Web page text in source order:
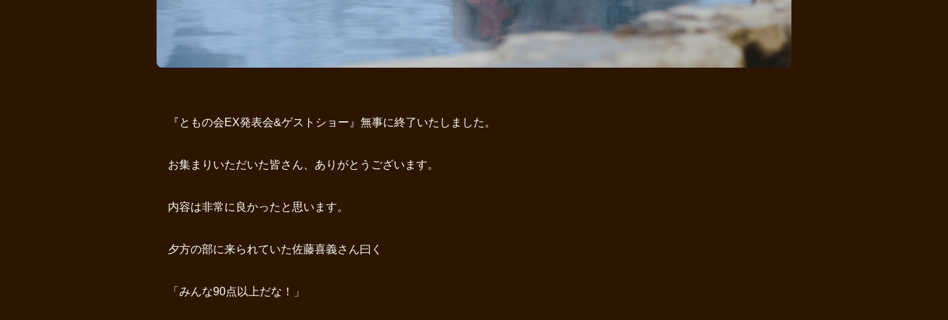
『ともの会EX発表会&ゲストショー』無事に終了いたしました。
お集まりいただいた皆さん、ありがとうございます。
内容は非常に良かったと思います。
夕方の部に来られていた佐藤喜義さん曰く
「みんな90点以上だな！」